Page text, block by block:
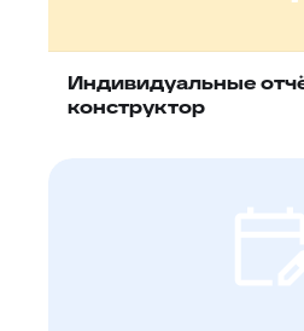
Индивидуальные
конструктор